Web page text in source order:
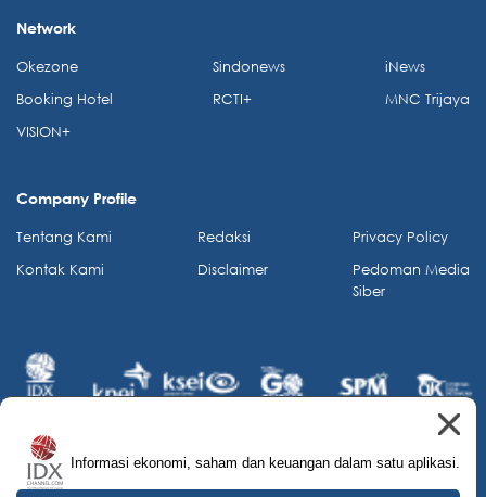
Informasi ekonomi, saham dan keuangan dalam satu aplikasi.
Network
Okezone
Booking Hotel
VISION+
Sindonews
RCTI+
iNews
MNC Trijaya
Company Profile
Tentang Kami
Kontak Kami
Redaksi
Disclaimer
Privacy Policy
Pedoman Media
Siber
© 2026 IDX Channel. All Rights Reserved.